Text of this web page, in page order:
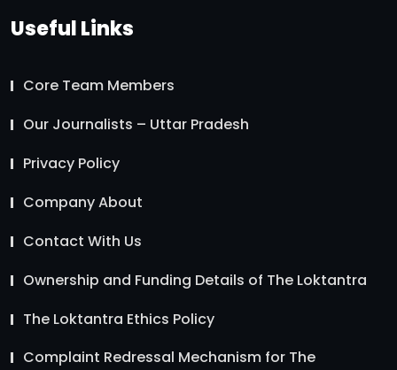
Useful Links
Core Team Members
Our Journalists – Uttar Pradesh
Privacy Policy
Company About
Contact With Us
Ownership and Funding Details of The Loktantra
The Loktantra Ethics Policy
Complaint Redressal Mechanism for The